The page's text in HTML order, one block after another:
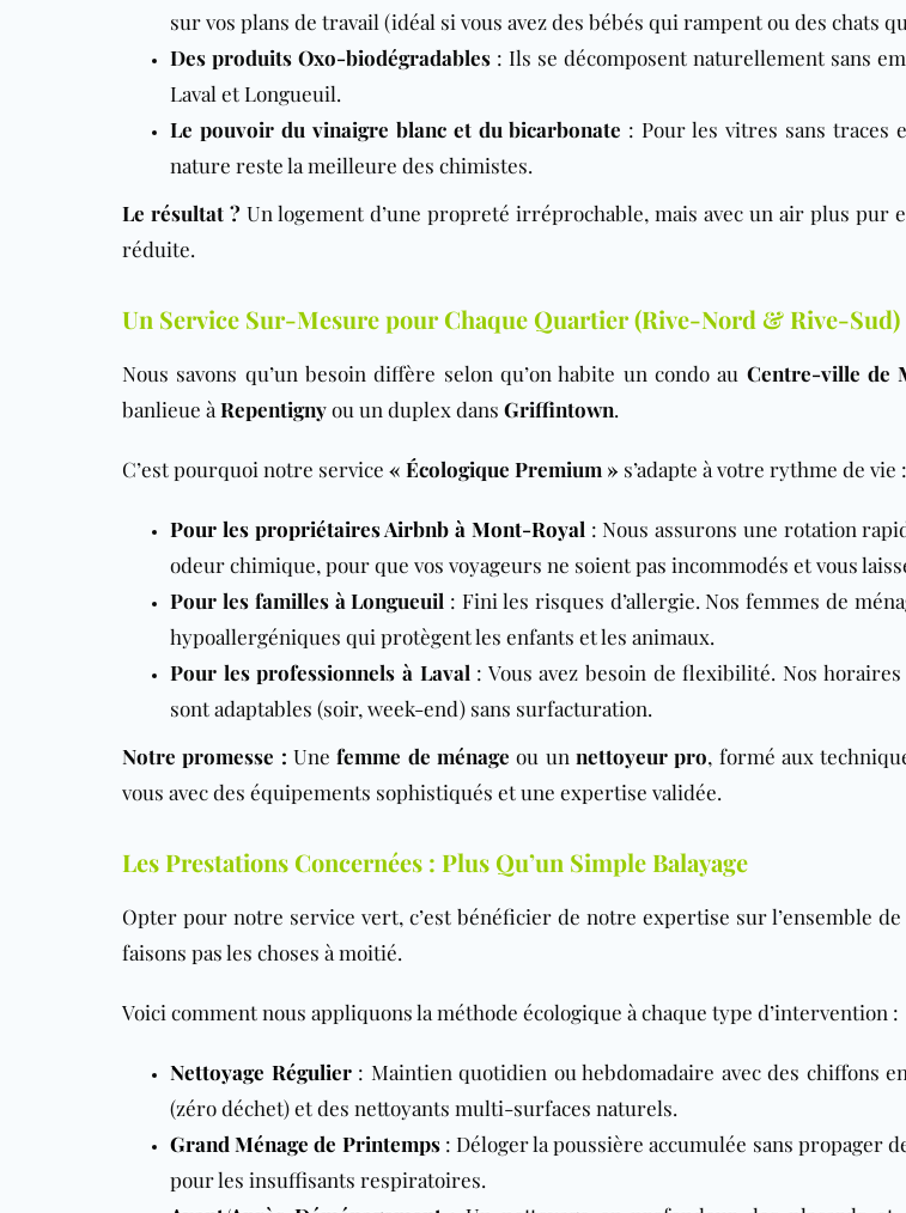
sur vos plans de travail (idéal si vous avez des bébés qui rampent ou des chats
Des produits Oxo-biodégradables: Ils se décomposent naturellement sans
Laval et Longueuil.
Le pouvoir du vinaigre blanc et du bicarbonate : Pour les vitres sans traces
nature reste la meilleure des chimistes.
Le résultat ? Un logement d’une propreté irréprochable, mais avec un air plus pur
réduite.
Un Service Sur-Mesure pour Chaque Quartier (Rive-Nord & Rive-Sud)
Nous savons qu’un besoin diffère selon qu’on habite un condo au Centre-ville de
banlieue à Repentignyou un duplex dans Griffintown.
C’est pourquoi notre service « Écologique Premium » s’adapte à votre rythme de vie :
Pour les propriétaires Airbnb à Mont-Royal : Nous assurons une rotation
odeur chimique, pour que vos voyageurs ne soient pas incommodés et vous
Pour les familles à Longueuil : Fini les risques d’allergie. Nos femmes de
hypoallergéniques qui protègent les enfants et les animaux.
Pour les professionnels à Laval : Vous avez besoin de flexibilité. Nos horaires
sont adaptables (soir, week-end) sans surfacturation.
Notre promesse : Une femme de ménage ou un nettoyeur pro, formé aux
vous avec des équipements sophistiqués et une expertise validée.
Les Prestations Concernées : Plus Qu’un Simple Balayage
Opter pour notre service vert, c’est bénéficier de notre expertise sur l’ensemble
faisons pas les choses à moitié.
Voici comment nous appliquons la méthode écologique à chaque type d’intervention :
Nettoyage Régulier: Maintien quotidien ou hebdomadaire avec des chiffons
(zéro déchet) et des nettoyants multi-surfaces naturels.
Grand Ménage de Printemps: Déloger la poussière accumulée sans propager
pour les insuffisants respiratoires.